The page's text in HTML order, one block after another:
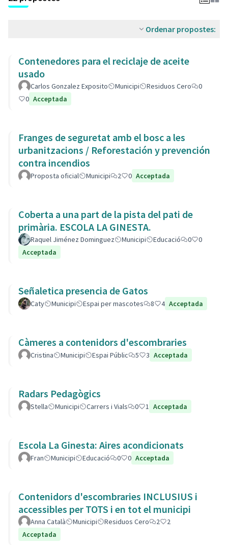
Ordenar propostes:
Contenedores para el reciclaje de aceite
usado
Carlos Gonzalez Exposito Municipi Residuos Cero
0
0 Acceptada
Franges de seguretat amb el bosc a les
urbanitzacions / Reforestación y prevención
contra incendios
Proposta oficial Municipi 2 0 Acceptada
Coberta a una part de la pista del pati de
primària. ESCOLA LA GINESTA.
Raquel Jiménez Dominguez Municipi Educació 0
0
Acceptada
Señaletica presencia de Gatos
Caty Municipi Espai per mascotes 8 4 Acceptada
Càmeres a contenidors d'escombraries
Cristina Municipi Espai Públic 5 3 Acceptada
Radars Pedagògics
Stella Municipi Carrers i Vials 0 1 Acceptada
Escola La Ginesta: Aires acondicionats
Fran Municipi Educació 0 0 Acceptada
Contenidors d'escombraries INCLUSIUS i
accessibles per TOTS i en tot el municipi
Anna Català Municipi Residuos Cero 2
2
Acceptada